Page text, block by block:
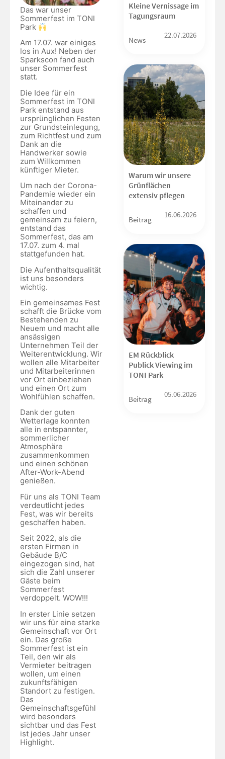
Das war unser
Sommerfest im TONI
Park
Am 17.07. war einiges
los in Aux! Neben der
Sparkscon fand auch
unser Sommerfest
statt.
Die Idee für ein
Sommerfest im TONI
Park entstand aus
ursprünglichen Festen
zur Grundsteinlegung,
zum Richtfest und zum
Dank an die
Handwerker sowie
zum Willkommen
künftiger Mieter.
Um nach der Corona-
Pandemie wieder ein
Miteinander zu
schaffen und
gemeinsam zu feiern,
entstand das
Sommerfest, das am
17.07. zum 4. mal
stattgefunden hat.
Die Aufenthaltsqualität
ist uns besonders
wichtig.
Ein gemeinsames Fest
schafft die Brücke vom
Bestehenden zu
Neuem und macht alle
ansässigen
Unternehmen Teil der
Weiterentwicklung. Wir
wollen alle Mitarbeiter
und Mitarbeiterinnen
vor Ort einbeziehen
und einen Ort zum
Wohlfühlen schaffen.
Dank der guten
Wetterlage konnten
alle in entspannter,
sommerlicher
Atmosphäre
zusammenkommen
und einen schönen
After-Work-Abend
genießen.
Für uns als TONI Team
verdeutlicht jedes
Fest, was wir bereits
geschaffen haben.
Seit 2022, als die
ersten Firmen in
Gebäude B/C
eingezogen sind, hat
sich die Zahl unserer
Gäste beim
Sommerfest
verdoppelt. WOW!!!
In erster Linie setzen
wir uns für eine starke
Gemeinschaft vor Ort
ein. Das große
Sommerfest ist ein
Teil, den wir als
Vermieter beitragen
wollen, um einen
zukunftsfähigen
Standort zu festigen.
Das
Gemeinschaftsgefühl
wird besonders
sichtbar und das Fest
ist jedes Jahr unser
Highlight.
Kleine Vernissage im
Tagungsraum
News
22.07.2026
Warum wir unsere
Grünflächen
extensiv pflegen
Beitrag
16.06.2026
EM Rückblick
Publick Viewing im
TONI Park
Beitrag
05.06.2026